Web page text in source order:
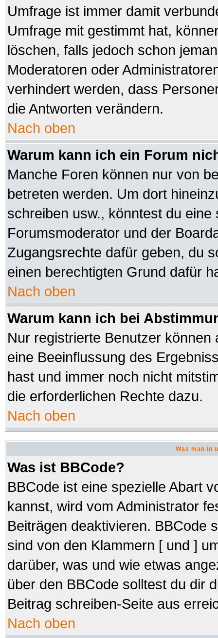
Umfrage ist immer damit
Umfrage mit gestimmt hat,
löschen, falls jedoch schon
Moderatoren oder
verhindert werden, dass
die Antworten verändern.
Nach oben
Warum kann ich ein Forum
Manche Foren können nur von
betreten werden. Um dort
schreiben usw., könntest du
Forumsmoderator und der
Zugangsrechte dafür geben, du
einen berechtigten Grund dafür
Nach oben
Warum kann ich bei
Nur registrierte Benutzer
eine Beeinflussung des
hast und immer noch nicht
die erforderlichen Rechte dazu.
Nach oben
Was man in
Was ist BBCode?
BBCode ist eine spezielle Abart
kannst, wird vom Administrator
Beiträgen deaktivieren. BBCode
sind von den Klammern [ und ]
darüber, was und wie etwas
über den BBCode solltest du dir
Beitrag schreiben-Seite aus
Nach oben